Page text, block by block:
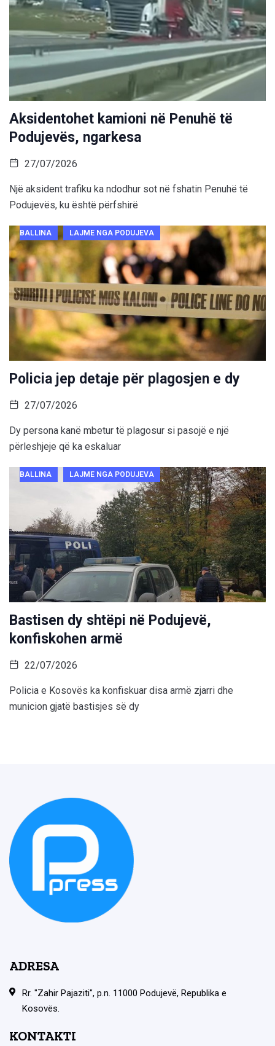
Aksidentohet kamioni në Penuhë të
Podujevës, ngarkesa
27/07/2026
Një aksident trafiku ka ndodhur sot në fshatin Penuhë të
Podujevës, ku është përfshirë
BALLINA LAJME NGA PODUJEVA
Policia jep detaje për plagosjen e dy
27/07/2026
Dy persona kanë mbetur të plagosur si pasojë e një
përleshjeje që ka eskaluar
BALLINA LAJME NGA PODUJEVA
Bastisen dy shtëpi në Podujevë,
konfiskohen armë
22/07/2026
Policia e Kosovës ka konfiskuar disa armë zjarri dhe
municion gjatë bastisjes së dy
ADRESA
Rr. "Zahir Pajaziti", p.n. 11000 Podujevë, Republika e
Kosovës.
KONTAKTI